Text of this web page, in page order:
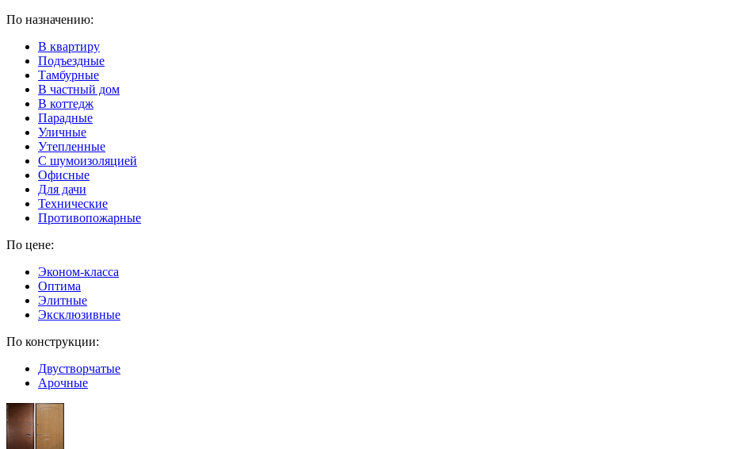
По назначению:
В квартиру
Подъездные
Тамбурные
В частный дом
В коттедж
Парадные
Уличные
Утепленные
C шумоизоляцией
Офисные
Для дачи
Технические
Противопожарные
По цене:
Эконом-класса
Оптима
Элитные
Эксклюзивные
По конструкции:
Двустворчатые
Арочные